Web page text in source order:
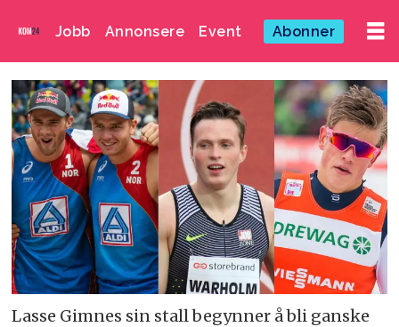
Jobb Annonsere Event Abonner
Lasse Gimnes sin stall begynner å bli ganske